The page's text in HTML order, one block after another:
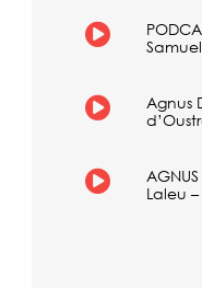
Agnus
Laleu